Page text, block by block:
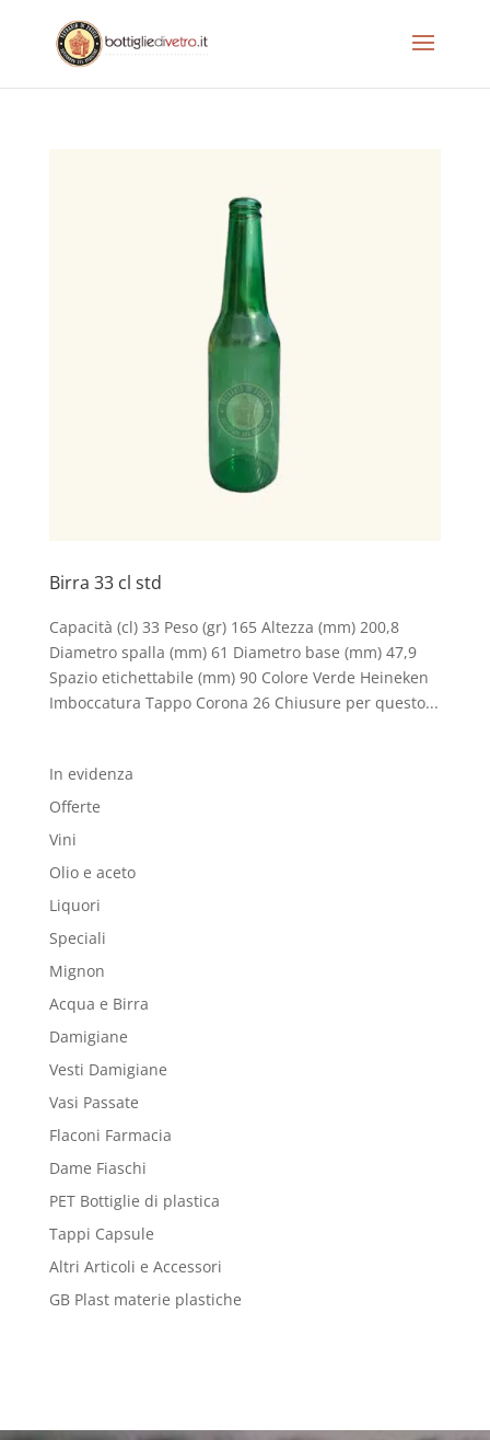
Birra 33 cl std
Capacità (cl) 33 Peso (gr) 165 Altezza (mm) 200,8
Diametro spalla (mm) 61 Diametro base (mm) 47,9
Spazio etichettabile (mm) 90 Colore Verde Heineken
Imboccatura Tappo Corona 26 Chiusure per questo...
In evidenza
Offerte
Vini
Olio e aceto
Liquori
Speciali
Mignon
Acqua e Birra
Damigiane
Vesti Damigiane
Vasi Passate
Flaconi Farmacia
Dame Fiaschi
PET Bottiglie di plastica
Tappi Capsule
Altri Articoli e Accessori
GB Plast materie plastiche